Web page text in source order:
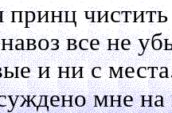
принц
все не
и ни с
мне на